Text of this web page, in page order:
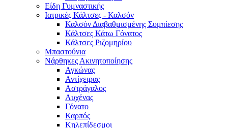
Είδη Γυμναστικής
Ιατρικές Κάλτσες - Καλσόν
Καλσόν Διαβαθμισμένης Συμπίεσης
Κάλτσες Κάτω Γόνατος
Κάλτσες Ριζομηρίου
Μπαστούνια
Νάρθηκες Ακινητοποίησης
Αγκώνας
Αντίχειρας
Αστράγαλος
Αυχένας
Γόνατο
Καρπός
Κηλεπίδεσμοι